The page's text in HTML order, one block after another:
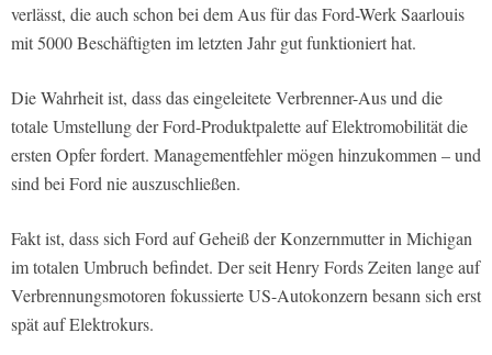
verlässt, die auch schon bei dem Aus für das Ford-Werk Saarlouis
mit 5000 Beschäftigten im letzten Jahr gut funktioniert hat.
Die Wahrheit ist, dass das eingeleitete Verbrenner-Aus und die
totale Umstellung der Ford-Produktpalette auf Elektromobilität die
ersten Opfer fordert. Managementfehler mögen hinzukommen – und
sind bei Ford nie auszuschließen.
Fakt ist, dass sich Ford auf Geheiß der Konzernmutter in Michigan
im totalen Umbruch befindet. Der seit Henry Fords Zeiten lange auf
Verbrennungsmotoren fokussierte US-Autokonzern besann sich erst
spät auf Elektrokurs.